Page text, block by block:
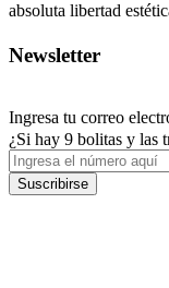
absoluta libertad
Newsletter
Ingresa tu correo
¿Si hay 9 bolitas y las
Suscribirse